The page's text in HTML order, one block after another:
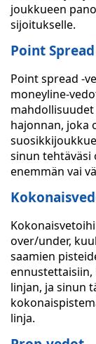
joukkueen
sijoitukselle.
Point
Point spread -
moneyline-
hajonnan, joka
sinun tehtäväsi
enemmän vai
over/under,
saamien
ennustettaisiin,
linjan, ja sinun
linja.